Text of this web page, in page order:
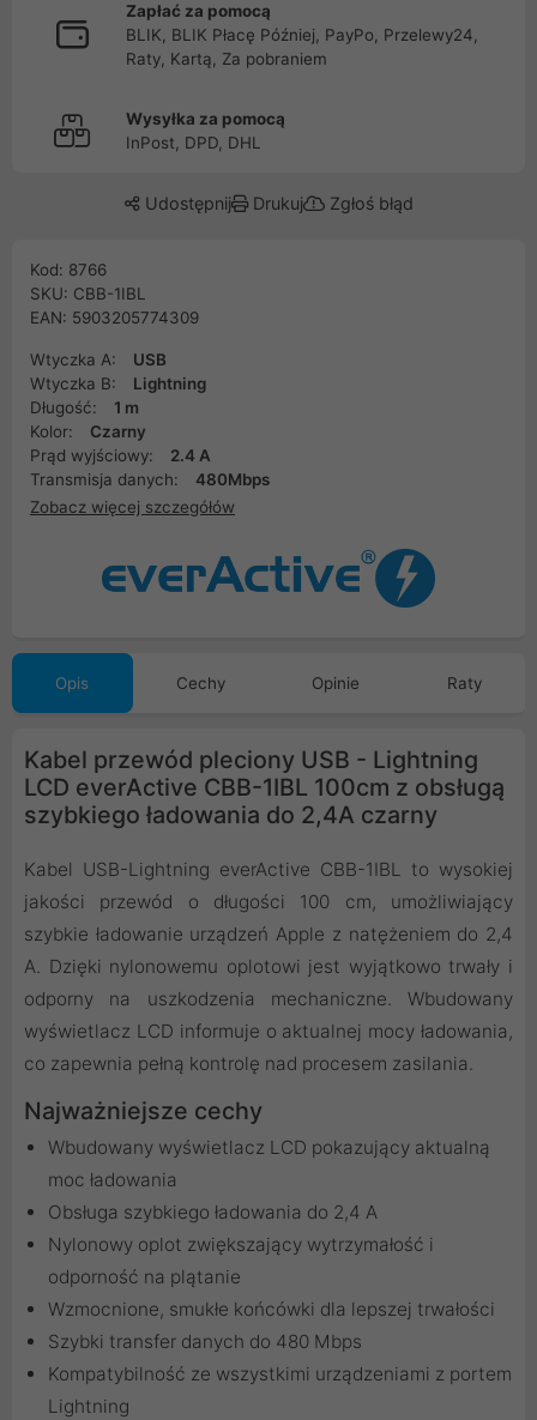
Zapłać za pomocą
BLIK, BLIK Płacę Później, PayPo, Przelewy24,
Raty, Kartą, Za pobraniem
Wysyłka za pomocą
InPost, DPD, DHL
Udostępnij Drukuj Zgłoś błąd
Kod: 8766
SKU: CBB-1IBL
EAN: 5903205774309
Wtyczka A:
USB
Wtyczka B:
Lightning
Długość:
1 m
Kolor:
Czarny
Prąd wyjściowy:
2.4 A
Transmisja danych:
480Mbps
Zobacz więcej szczegółów
Opis Cechy Opinie Raty
Kabel przewód pleciony USB - Lightning
LCD everActive CBB-1IBL 100cm z obsługą
szybkiego ładowania do 2,4A czarny
Kabel USB-Lightning everActive CBB-1IBL to wysokiej
jakości przewód o długości 100 cm, umożliwiający
szybkie ładowanie urządzeń Apple z natężeniem do 2,4
A. Dzięki nylonowemu oplotowi jest wyjątkowo trwały i
odporny na uszkodzenia mechaniczne. Wbudowany
wyświetlacz LCD informuje o aktualnej mocy ładowania,
co zapewnia pełną kontrolę nad procesem zasilania.
Najważniejsze cechy
Wbudowany wyświetlacz LCD pokazujący aktualną
moc ładowania
Obsługa szybkiego ładowania do 2,4 A
Nylonowy oplot zwiększający wytrzymałość i
odporność na plątanie
Wzmocnione, smukłe końcówki dla lepszej trwałości
Szybki transfer danych do 480 Mbps
Kompatybilność ze wszystkimi urządzeniami z portem
Lightning